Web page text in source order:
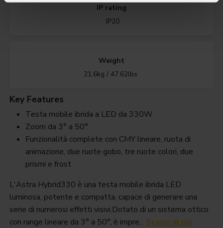
IP rating
IP20
Weight
21,6kg / 47.62lbs
Key Features
Testa mobile ibrida a LED da 330W
Zoom da 3° a 50°
Funzionalità complete con CMY lineare, ruota di
animazione, due ruote gobo, tre ruote colori, due
prismi e frost
L'Astra Hybrid330 è una testa mobile ibrida LED
luminosa, potente e compatta, capace di generare una
serie di numerosi effetti visivi.Dotato di un sistema ottico
con range lineare da 3° a 50°, è impre... Scopri di più